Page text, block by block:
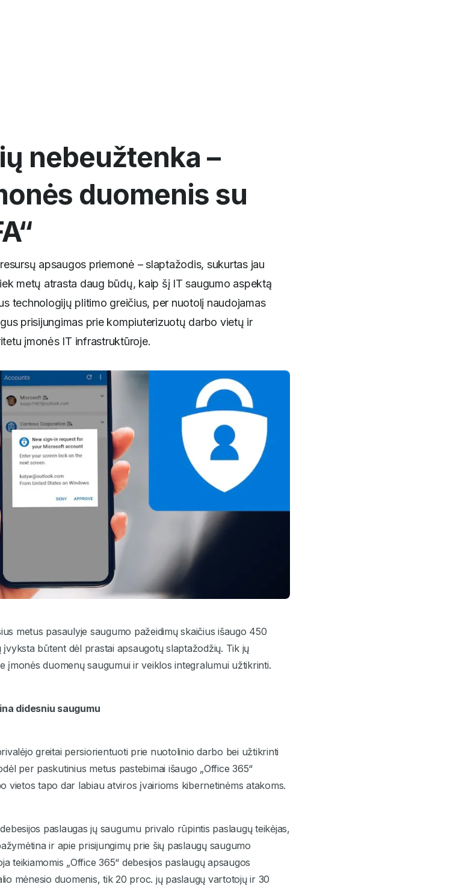
nebeužtenka –
duomenis su
apsaugos priemonė – slaptažodis, sukurtas jau
metų atrasta daug būdų, kaip šį IT saugumo aspektą
technologijų plitimo greičius, per nuotolį naudojamas
prisijungimas prie kompiuterizuotų darbo vietų ir
įmonės IT infrastruktūroje.
metus pasaulyje saugumo pažeidimų skaičius išaugo 450
būtent dėl prastai apsaugotų slaptažodžių. Tik jų
įmonės duomenų saugumui ir veiklos integralumui užtikrinti.
didesniu saugumu
greitai persiorientuoti prie nuotolinio darbo bei užtikrinti
per paskutinius metus pastebimai išaugo „Office 365“
vietos tapo dar labiau atviros įvairioms kibernetinėms atakoms.
paslaugas jų saugumu privalo rūpintis paslaugų teikėjas,
ir apie prisijungimų prie šių paslaugų saugumo
teikiamomis „Office 365“ debesijos paslaugų apsaugos
mėnesio duomenis, tik 20 proc. jų paslaugų vartotojų ir 30